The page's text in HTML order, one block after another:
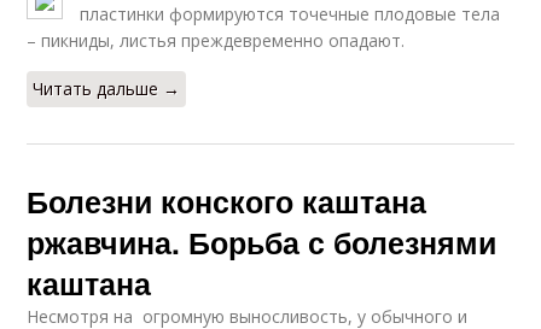
пластинки формируются точечные плодовые тела
– пикниды, листья преждевременно опадают.
Читать дальше →
Болезни конского каштана
ржавчина. Борьба с болезнями
каштана
Несмотря на огромную выносливость, у обычного и